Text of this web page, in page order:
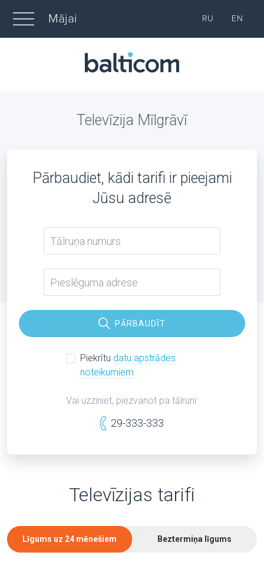
Mājai RU EN
Televīzija Mīlgrāvī
Pārbaudiet, kādi tarifi ir pieejami
Jūsu adresē
PĀRBAUDĪT
Piekrītu datu apstrādes
noteikumiem
Vai uzziniet, piezvanot pa tālruni:
29-333-333
Televīzijas tarifi
Līgums uz 24 mēnešiem Beztermiņa līgums